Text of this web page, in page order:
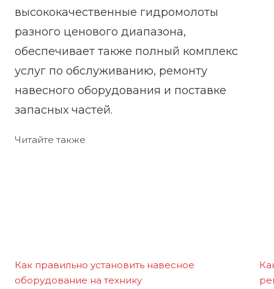
высококачественные гидромолоты
разного ценового диапазона,
обеспечивает также полный комплекс
услуг по обслуживанию, ремонту
навесного оборудования и поставке
запасных частей.
Читайте также
Как правильно установить навесное
оборудование на технику